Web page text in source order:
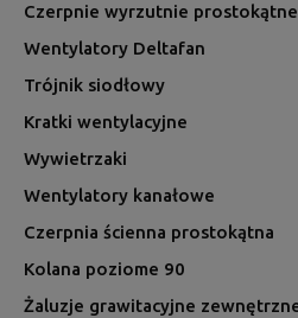
Czerpnie wyrzutnie prostokątne
Wentylatory Deltafan
Trójnik siodłowy
Kratki wentylacyjne
Wywietrzaki
Wentylatory kanałowe
Czerpnia ścienna prostokątna
Kolana poziome 90
Żaluzje grawitacyjne